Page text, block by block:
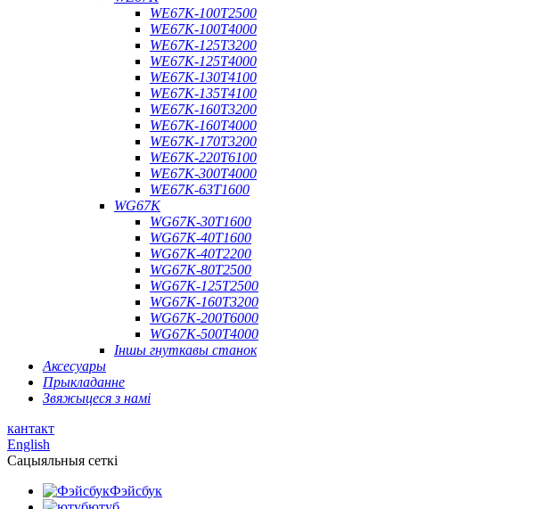
WE67K-100T2500
WE67K-100T4000
WE67K-125T3200
WE67K-125T4000
WE67K-130T4100
WE67K-135T4100
WE67K-160T3200
WE67K-160T4000
WE67K-170T3200
WE67K-220T6100
WE67K-300T4000
WE67K-63T1600
WG67K
WG67K-30T1600
WG67K-40T1600
WG67K-40T2200
WG67K-80T2500
WG67K-125T2500
WG67K-160T3200
WG67K-200T6000
WG67K-500T4000
Іншы гнуткавы станок
Аксесуары
Прыкладанне
Звяжыцеся з намі
кантакт
English
Сацыяльныя сеткі
Фэйсбук